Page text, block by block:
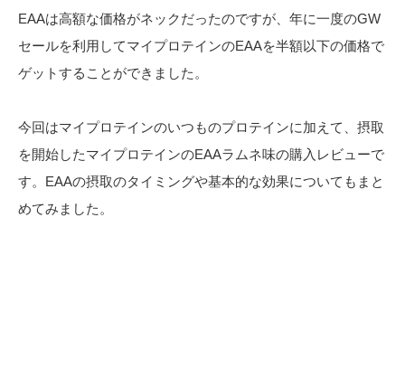
EAAは高額な価格がネックだったのですが、年に一度のGW
セールを利用してマイプロテインのEAAを半額以下の価格で
ゲットすることができました。
今回はマイプロテインのいつものプロテインに加えて、摂取
を開始したマイプロテインのEAAラムネ味の購入レビューで
す。EAAの摂取のタイミングや基本的な効果についてもまと
めてみました。